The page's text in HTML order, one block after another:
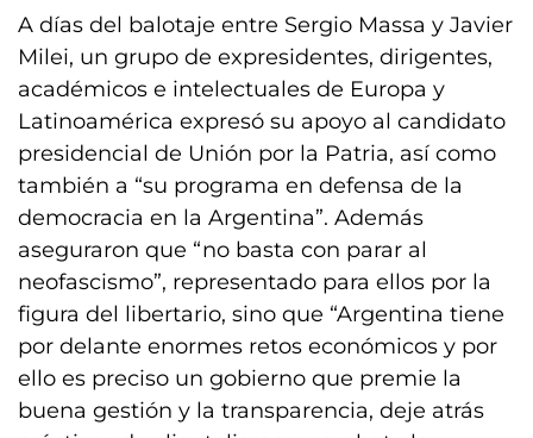
A días del balotaje entre Sergio Massa y Javier
Milei, un grupo de expresidentes, dirigentes,
académicos e intelectuales de Europa y
Latinoamérica expresó su apoyo al candidato
presidencial de Unión por la Patria, así como
también a “su programa en defensa de la
democracia en la Argentina”. Además
aseguraron que “no basta con parar al
neofascismo”, representado para ellos por la
figura del libertario, sino que “Argentina tiene
por delante enormes retos económicos y por
ello es preciso un gobierno que premie la
buena gestión y la transparencia, deje atrás